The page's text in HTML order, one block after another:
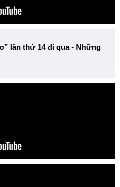
lần thứ 14 đi qua - Những